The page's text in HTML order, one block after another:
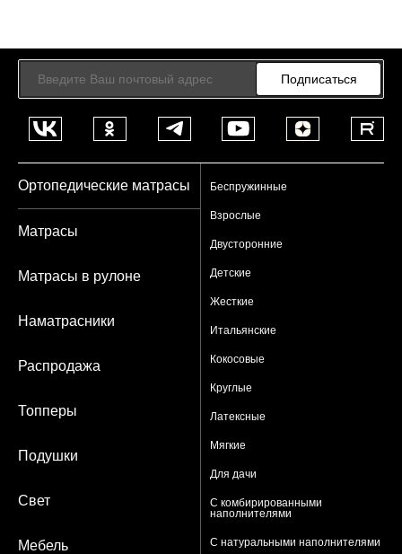
Подписаться
Ортопедические матрасы Беспружинные
Взрослые
Двусторонние
Детские
Жесткие
Итальянские
Кокосовые
Круглые
Латексные
Мягкие
Для дачи
С комбирированными
наполнителями
С натуральными наполнителями
Матрасы
Матрасы в рулоне
Наматрасники
Распродажа
Топперы
Подушки
Свет
Мебель